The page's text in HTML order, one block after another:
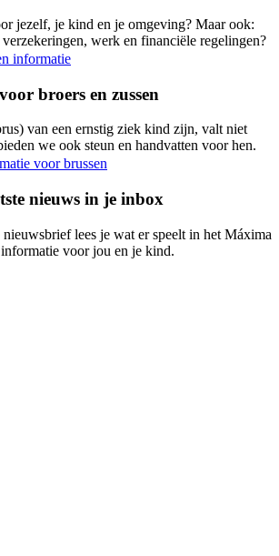
jezelf, je kind en je omgeving? Maar ook:
werk en financiële regelingen?
informatie
broers en zussen
van een ernstig ziek kind zijn, valt niet
we ook steun en handvatten voor hen.
voor brussen
nieuws in je inbox
lees je wat er speelt in het Máxima
voor jou en je kind.